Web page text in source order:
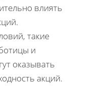
влиять
такие
и
оказывать
акций.